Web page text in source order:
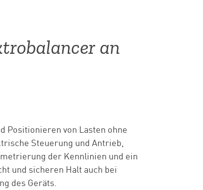
an
Positionieren von Lasten ohne
Steuerung und Antrieb,
der Kennlinien und ein
und sicheren Halt auch bei
des Geräts.